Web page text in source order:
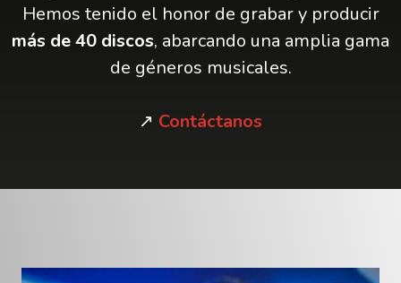
Hemos tenido el honor de grabar y producir
más de 40 discos, abarcando una amplia gama
de géneros musicales.
↗ Contáctanos